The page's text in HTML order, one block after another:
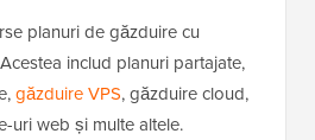
planuri de găzduire cu
includ planuri partajate,
găzduire VPS, găzduire cloud,
uri web și multe altele.